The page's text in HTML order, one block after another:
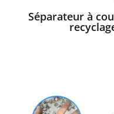
Séparateur à